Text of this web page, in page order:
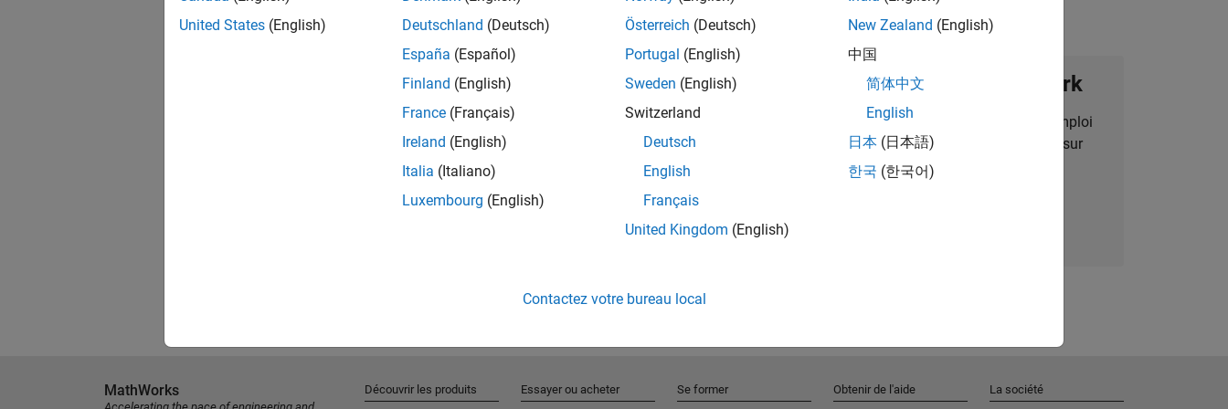
Rejoignez notre Talent Network
Recevez des alertes pour des opportunités d'emploi
personnalisées, des articles et des actualités sur
l'entreprise.
United States (English)
Deutschland (Deutsch)
España (Español)
Finland (English)
France (Français)
Ireland (English)
Italia (Italiano)
Luxembourg (English)
Österreich (Deutsch)
Portugal (English)
Sweden (English)
Switzerland
Deutsch
English
Français
United Kingdom (English)
New Zealand (English)
中国
简体中文
English
日本 (日本語)
한국 (한국어)
Contactez votre bureau local
MathWorks Découvrir les produits Essayer ou acheter Se former Obtenir de l'aide La société